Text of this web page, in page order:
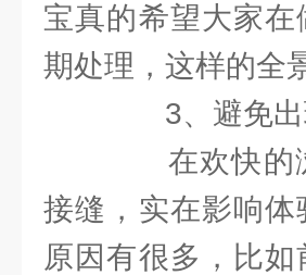
宝真的希望大家
期处理，这样的全
3、避免出
在欢快的浏
接缝，实在影响
原因有很多，比